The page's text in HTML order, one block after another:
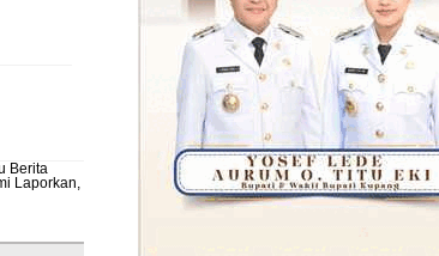
Berita
Laporkan,